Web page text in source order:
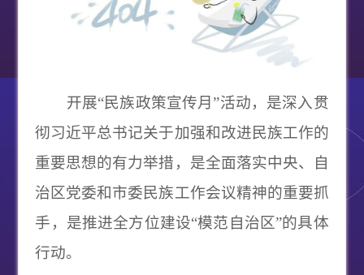
开展“民族政策宣传月”活动，是深入贯
彻习近平总书记关于加强和改进民族工作的
重要思想的有力举措，是全面落实中央、自
治区党委和市委民族工作会议精神的重要抓
手，是推进全方位建设“模范自治区”的具体
行动。